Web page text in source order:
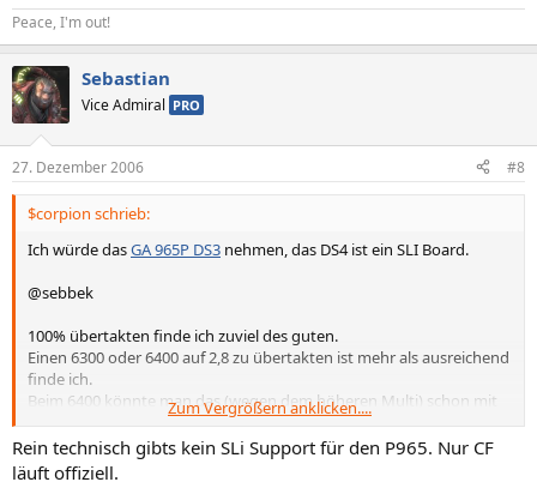
Peace, I'm out!
Sebastian
Vice Admiral PRO
27. Dezember 2006 #8
$corpion schrieb:
Ich würde dasGA 965P DS3 nehmen, das DS4 ist ein SLI Board.
@sebbek
100% übertakten finde ich zuviel des guten.
Einen 6300 oder 6400 auf 2,8 zu übertakten ist mehr als ausreichend
finde ich.
Beim 6400 könnte man das (wegen dem höheren Multi) schon mit
einem halbwegs guten DDR2-667 machen.
Zum Vergrößern anklicken....
Rein technisch gibts kein SLi Support für den P965. Nur CF
läuft offiziell.